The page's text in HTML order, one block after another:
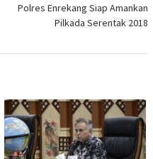
Polres Enrekang Siap Amankan
Pilkada Serentak 2018